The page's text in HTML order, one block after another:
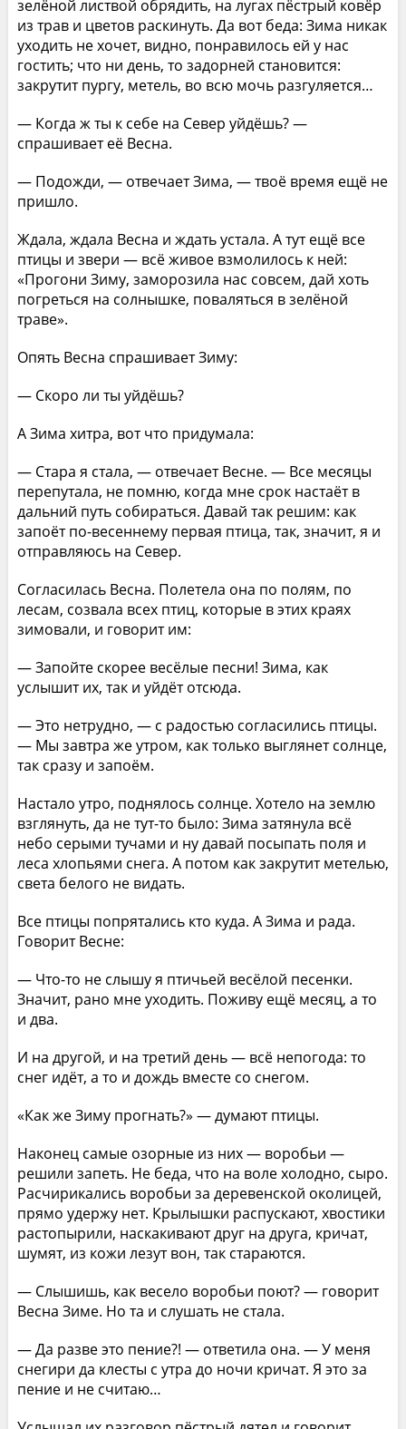
зелёной листвой обрядить, на лугах пёстрый ковёр
из трав и цветов раскинуть. Да вот беда: Зима никак
уходить не хочет, видно, понравилось ей у нас
гостить; что ни день, то задорней становится:
закрутит пургу, метель, во всю мочь разгуляется…
— Когда ж ты к себе на Север уйдёшь? —
спрашивает её Весна.
— Подожди, — отвечает Зима, — твоё время ещё не
пришло.
Ждала, ждала Весна и ждать устала. А тут ещё все
птицы и звери — всё живое взмолилось к ней:
«Прогони Зиму, заморозила нас совсем, дай хоть
погреться на солнышке, поваляться в зелёной
траве».
Опять Весна спрашивает Зиму:
— Скоро ли ты уйдёшь?
А Зима хитра, вот что придумала:
— Стара я стала, — отвечает Весне. — Все месяцы
перепутала, не помню, когда мне срок настаёт в
дальний путь собираться. Давай так решим: как
запоёт по-весеннему первая птица, так, значит, я и
отправляюсь на Север.
Согласилась Весна. Полетела она по полям, по
лесам, созвала всех птиц, которые в этих краях
зимовали, и говорит им:
— Запойте скорее весёлые песни! Зима, как
услышит их, так и уйдёт отсюда.
— Это нетрудно, — с радостью согласились птицы.
— Мы завтра же утром, как только выглянет солнце,
так сразу и запоём.
Настало утро, поднялось солнце. Хотело на землю
взглянуть, да не тут-то было: Зима затянула всё
небо серыми тучами и ну давай посыпать поля и
леса хлопьями снега. А потом как закрутит метелью,
света белого не видать.
Все птицы попрятались кто куда. А Зима и рада.
Говорит Весне:
— Что-то не слышу я птичьей весёлой песенки.
Значит, рано мне уходить. Поживу ещё месяц, а то
и два.
И на другой, и на третий день — всё непогода: то
снег идёт, а то и дождь вместе со снегом.
«Как же Зиму прогнать?» — думают птицы.
Наконец самые озорные из них — воробьи —
решили запеть. Не беда, что на воле холодно, сыро.
Расчирикались воробьи за деревенской околицей,
прямо удержу нет. Крылышки распускают, хвостики
растопырили, наскакивают друг на друга, кричат,
шумят, из кожи лезут вон, так стараются.
— Слышишь, как весело воробьи поют? — говорит
Весна Зиме. Но та и слушать не стала.
— Да разве это пение?! — ответила она. — У меня
снегири да клесты с утра до ночи кричат. Я это за
пение и не считаю…